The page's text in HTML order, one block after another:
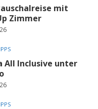
mit
Zimmer
All Inclusive unter